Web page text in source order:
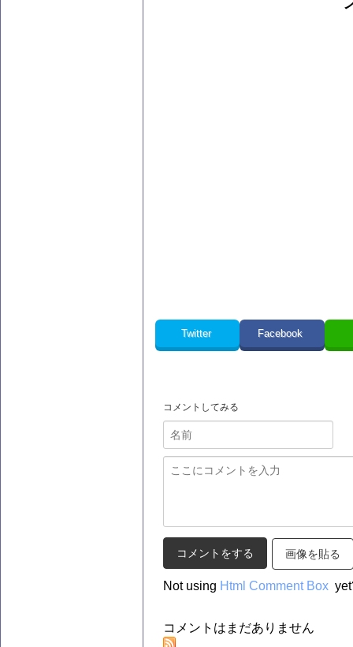
Twitter Facebook
コメントしてみる
画像を貼る
Not using Html Comment Box
コメントはまだありません